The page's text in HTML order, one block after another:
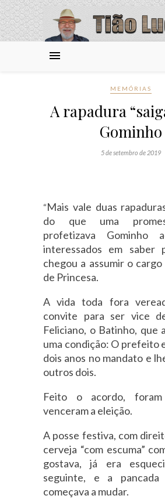
MEMÓRIAS
A rapadura
Gominho
5 de setembro de 2019
“Mais vale duas
do que uma
profetizava Gominho
interessados em saber
chegou a assumir o
de Princesa.
A vida toda fora
convite para ser vice
Feliciano, o Batinho, que
uma condição: O prefeito
dois anos no mandato e
outros dois.
Feito o acordo,
venceram a eleição.
A posse festiva, com
cerveja “com escuma”
gostava, já era
seguinte, e a pancada
começava a mudar.